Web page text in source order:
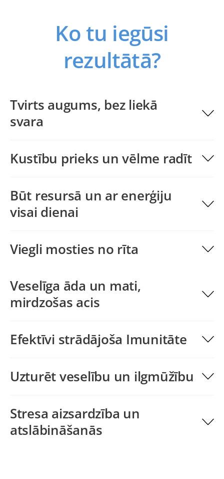
Ko tu iegūsi
rezultātā?
Tvirts augums, bez liekā
svara
Kustību prieks un vēlme radīt
Būt resursā un ar enerģiju
visai dienai
Viegli mosties no rīta
Veselīga āda un mati,
mirdzošas acis
Efektīvi strādājoša Imunitāte
Uzturēt veselību un ilgmūžību
Stresa aizsardzība un
atslābināšanās